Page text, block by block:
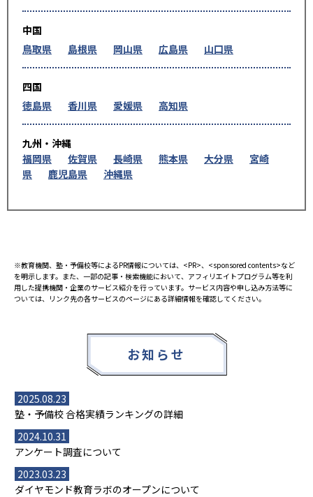
中国
鳥取県
島根県 岡山県 広島県 山口県
四国
徳島県
香川県 愛媛県 高知県
九州・沖縄
福岡県
佐賀県 長崎県 熊本県 大分県
宮崎
県
鹿児島県 沖縄県
※教育機関、塾・予備校等によるPR情報については、<PR>、<sponsored contents>など
を明示します。また、一部の記事・検索機能において、アフィリエイトプログラム等を利
用した提携機関・企業のサービス紹介を行っています。サービス内容や申し込み方法等に
ついては、リンク先の各サービスのページにある詳細情報を確認してください。
お知らせ
2025.08.23
塾・予備校 合格実績ランキングの詳細
2024.10.31
アンケート調査について
2023.03.23
ダイヤモンド教育ラボのオープンについて